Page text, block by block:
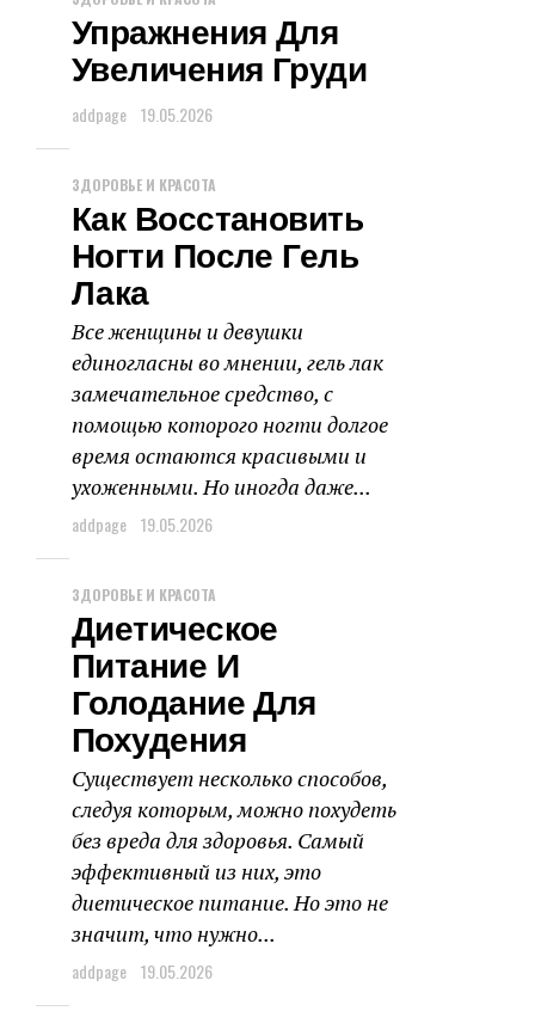
Упражнения Для
Увеличения Груди
addpage 19.05.2026
ЗДОРОВЬЕ И КРАСОТА
Как Восстановить
Ногти После Гель
Лака
Все женщины и девушки
единогласны во мнении, гель лак
замечательное средство, с
помощью которого ногти долгое
время остаются красивыми и
ухоженными. Но иногда даже...
addpage 19.05.2026
ЗДОРОВЬЕ И КРАСОТА
Диетическое
Питание И
Голодание Для
Похудения
Существует несколько способов,
следуя которым, можно похудеть
без вреда для здоровья. Самый
эффективный из них, это
диетическое питание. Но это не
значит, что нужно...
addpage 19.05.2026